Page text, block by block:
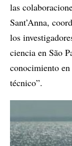
las
Sant’Anna,
los
ciencia en São
conocimiento
técnico”.